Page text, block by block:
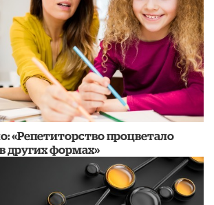
«Репетиторство процветало
других формах»